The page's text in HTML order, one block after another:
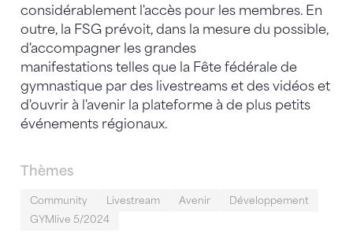
considérablement l'accès pour les membres. En
outre, la FSG prévoit, dans la mesure du possible,
d'accompagner les grandes
manifestations telles que la Fête fédérale de
gymnastique par des livestreams et des vidéos et
d'ouvrir à l'avenir la plateforme à de plus petits
événements régionaux.
Thèmes
Community Livestream Avenir
Développement
GYMlive 5/2024